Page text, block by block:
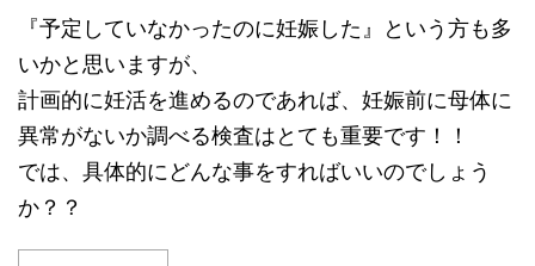
『予定していなかったのに妊娠した』という方も多
いかと思いますが、
計画的に妊活を進めるのであれば、妊娠前に母体に
異常がないか調べる検査はとても重要です！！
では、具体的にどんな事をすればいいのでしょう
か？？